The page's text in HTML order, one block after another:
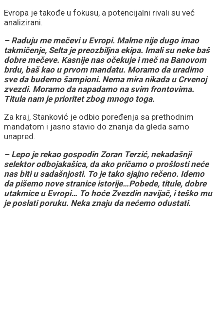
Evropa je takođe u fokusu, a potencijalni rivali su već
analizirani.
– Raduju me mečevi u Evropi. Malme nije dugo imao
takmičenje, Selta je preozbiljna ekipa. Imali su neke baš
dobre mečeve. Kasnije nas očekuje i meč na Banovom
brdu, baš kao u prvom mandatu. Moramo da uradimo
sve da budemo šampioni. Nema mira nikada u Crvenoj
zvezdi. Moramo da napadamo na svim frontovima.
Titula nam je prioritet zbog mnogo toga.
Za kraj, Stanković je odbio poređenja sa prethodnim
mandatom i jasno stavio do znanja da gleda samo
unapred.
– Lepo je rekao gospodin Zoran Terzić, nekadašnji
selektor odbojakašica, da ako pričamo o prošlosti neće
nas biti u sadašnjosti. To je tako sjajno rečeno. Idemo
da pišemo nove stranice istorije…Pobede, titule, dobre
utakmice u Evropi… To hoće Zvezdin navijač, i teško mu
je poslati poruku. Neka znaju da nećemo odustati.